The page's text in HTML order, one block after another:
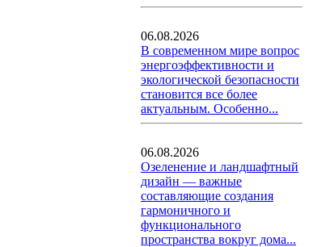
06.08.2026
В современном мире вопрос
энергоэффективности и
экологической безопасности
становится все более
актуальным. Особенно...
06.08.2026
Озеленение и ландшафтный
дизайн — важные
составляющие создания
гармоничного и
функционального
пространства вокруг дома...